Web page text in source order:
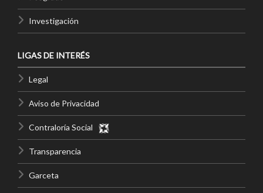
Investigación
LIGAS DE INTERÉS
Legal
Aviso de Privacidad
Contraloría Social
Transparencia
Garceta